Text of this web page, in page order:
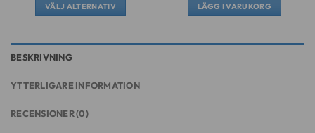
VÄLJ ALTERNATIV
flera
De
LÄGG I VARUKORG
BESKRIVNING
YTTERLIGARE INFORMATION
RECENSIONER (0)